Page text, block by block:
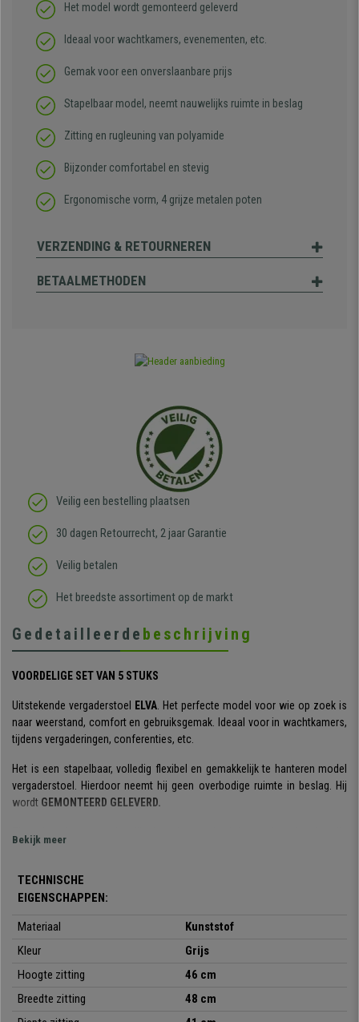
Het model wordt gemonteerd geleverd
Ideaal voor wachtkamers, evenementen, etc.
Gemak voor een onverslaanbare prijs
Stapelbaar model, neemt nauwelijks ruimte in beslag
Zitting en rugleuning van polyamide
Bijzonder comfortabel en stevig
Ergonomische vorm, 4 grijze metalen poten
VERZENDING & RETOURNEREN
BETAALMETHODEN
Veilig een bestelling plaatsen
30 dagen Retourrecht, 2 jaar Garantie
Veilig betalen
Het breedste assortiment op de markt
Gedetailleerde beschrijving
VOORDELIGE SET VAN 5 STUKS
Uitstekende vergaderstoel ELVA. Het perfecte model voor wie op zoek is
naar weerstand, comfort en gebruiksgemak. Ideaal voor in wachtkamers,
tijdens vergaderingen, conferenties, etc.
Het is een stapelbaar, volledig flexibel en gemakkelijk te hanteren model
vergaderstoel. Hierdoor neemt hij geen overbodige ruimte in beslag. Hij
wordt GEMONTEERD GELEVERD.
Zijn gelaagde ontwerp is stijlvol en elegant: de zitting en de rugleuning zijn
zeerresistent en flexibel.
Perfect om uw klanten of gasten een comfortabele stoel van hoge
kwaliteit te bieden. De structuur bestaat uit een stalen frame met 4 grijze
kunststof,
een robuust materiaal dat ook onderhoudsvriendelijk is.
Hij is verkrijgbaar in verschillende kleuren
die het beste bij uw behoeften en de ruimte past.
Het is een stoel met een ergonomische vormgeving
Bekijk meer
TECHNISCHE
EIGENSCHAPPEN:
Materiaal
Kunststof
Kleur
Grijs
Hoogte zitting
46 cm
Breedte zitting
48 cm